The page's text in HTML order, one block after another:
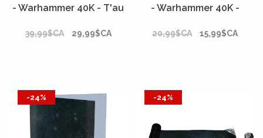
- Warhammer 40K - T'au
39,99$CA 29,99$CA
- Warhammer 40K -
20,99$CA 15,99$CA
-24% -24%